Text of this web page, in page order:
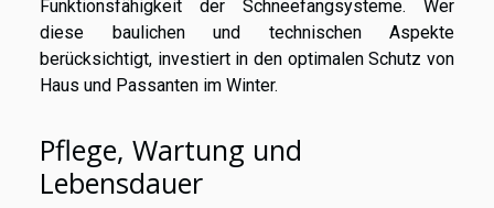
Funktionsfähigkeit der Schneefangsysteme. Wer
diese baulichen und technischen Aspekte
berücksichtigt, investiert in den optimalen Schutz von
Haus und Passanten im Winter.
Pflege, Wartung und
Lebensdauer